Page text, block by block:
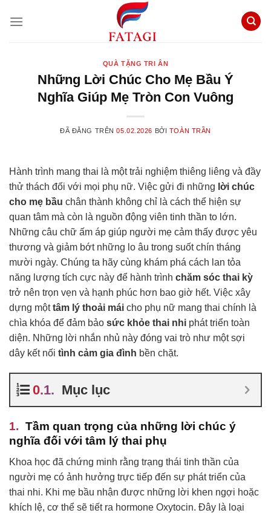
đến
QUÀ TẶNG TRI ÂN
Những Lời Chúc Cho Mẹ Bầu Ý
Nghĩa Giúp Mẹ Tròn Con Vuông
ĐÃ ĐĂNG TRÊN05.02.2026 BỞI TOÀN TRẦN
Hành trình mang thai là một trải nghiệm thiêng liêng và đầy
thử thách đối với mọi phụ nữ. Việc gửi đi những lời chúc
cho mẹ bầu chân thành không chỉ là cách thể hiện sự
quan tâm mà còn là nguồn động viên tinh thần to lớn.
Những câu chữ ấm áp giúp người mẹ cảm thấy được yêu
thương và giảm bớt những lo âu trong suốt chín tháng
mười ngày. Chúng ta hãy cùng khám phá cách lan tỏa
năng lượng tích cực này để hành trình chăm sóc thai kỳ
trở nên trọn vẹn và hạnh phúc hơn bao giờ hết. Việc xây
dựng mộttâm lý thoải mái cho phụ nữ mang thai chính là
chìa khóa để đảm bảo sức khỏe thai nhi phát triển toàn
diện. Những lời nhắn nhủ này đóng vai trò như một sợi
dây kết nối tình cảm gia đình bền chặt.
Mục lục
Tầm quan trọng của những lời chúc ý
nghĩa đối với tâm lý thai phụ
Khoa học đã chứng minh rằng trạng thái tinh thần của
người mẹ có ảnh hưởng trực tiếp đến sự phát triển của
thai nhi. Khi mẹ bầu nhận được những lời khen ngợi hoặc
khích lệ, cơ thể sẽ tiết ra hormone Oxytocin. Đây là loại